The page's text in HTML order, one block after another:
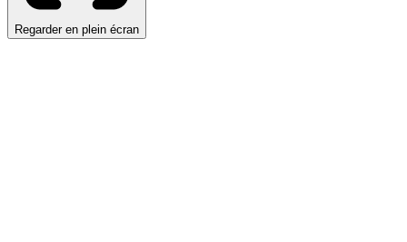
Regarder en plein écran